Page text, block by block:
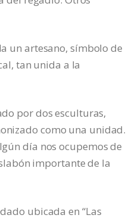
un artesano, símbolo de
tan unida a la
por dos esculturas,
como una unidad.
día nos ocupemos de
importante de la
ubicada en “Las